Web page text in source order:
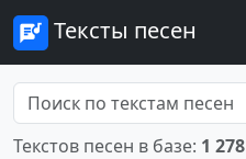
Тексты песен
Текстов песен в базе: 1